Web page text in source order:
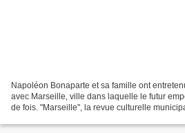
Napoléon Bonaparte et sa famille ont
avec Marseille, ville dans laquelle le futur
de fois. "Marseille", la revue culturelle